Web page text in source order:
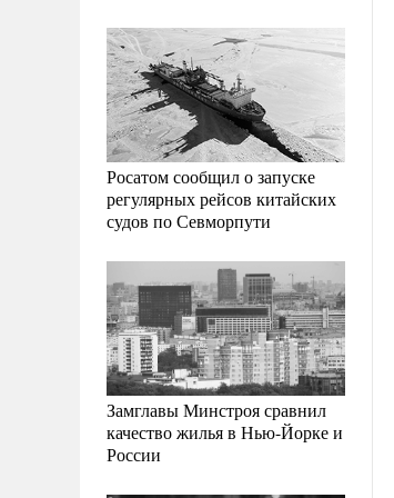
Росатом сообщил о запуске
регулярных рейсов китайских
судов по Севморпути
Замглавы Минстроя сравнил
качество жилья в Нью-Йорке и
России